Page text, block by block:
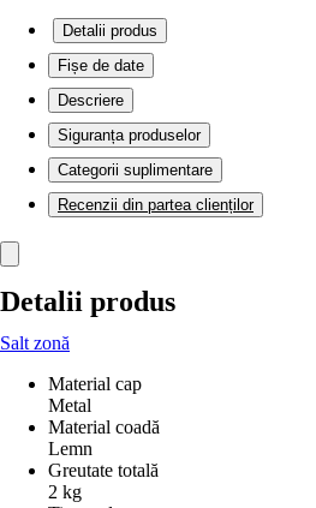
Detalii produs
Fișe de date
Descriere
Siguranța produselor
Categorii suplimentare
Recenzii din partea clienților
Detalii produs
Salt zonă
Material cap
Metal
Material coadă
Lemn
Greutate totală
2 kg